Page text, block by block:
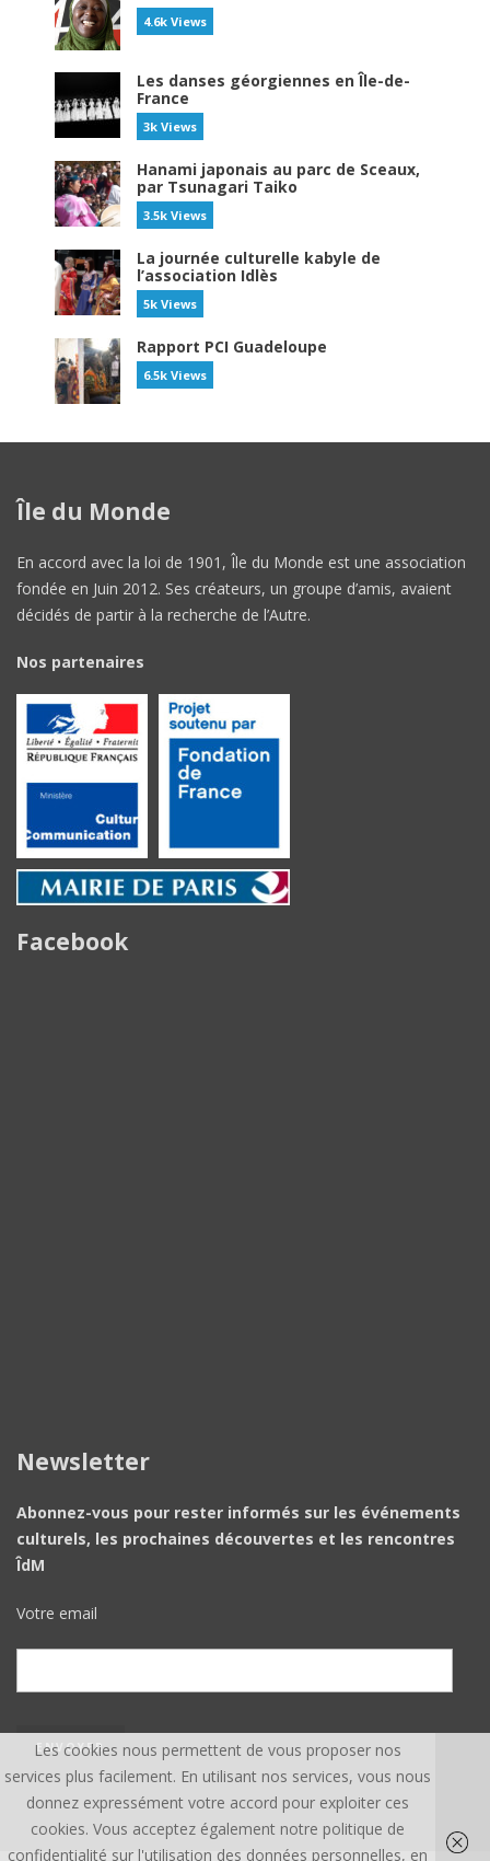
4.6k Views
Les danses géorgiennes en Île-de-
France
3k Views
Hanami japonais au parc de Sceaux,
par Tsunagari Taiko
3.5k Views
La journée culturelle kabyle de
l’association Idlès
5k Views
Rapport PCI Guadeloupe
6.5k Views
Île du Monde
En accord avec la loi de 1901, Île du Monde est une association
fondée en Juin 2012. Ses créateurs, un groupe d’amis, avaient
décidés de partir à la recherche de l’Autre.
Nos partenaires
Facebook
Newsletter
Abonnez-vous pour rester informés sur les événements
culturels, les prochaines découvertes et les rencontres
ÎdM
Votre email
Les cookies nous permettent de vous proposer nos
services plus facilement. En utilisant nos services, vous nous
donnez expressément votre accord pour exploiter ces
cookies. Vous acceptez également notre politique de
confidentialité sur l'utilisation des données personnelles, en